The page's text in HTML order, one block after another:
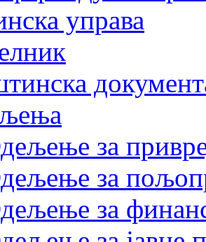
управа
за
за
за